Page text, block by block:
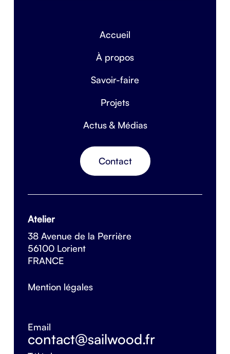
Accueil
À propos
Savoir-faire
Projets
Actus & Médias
Contact
Atelier
38 Avenue de la Perrière
56100 Lorient
FRANCE
Mention légales
Email
contact@sailwood.fr